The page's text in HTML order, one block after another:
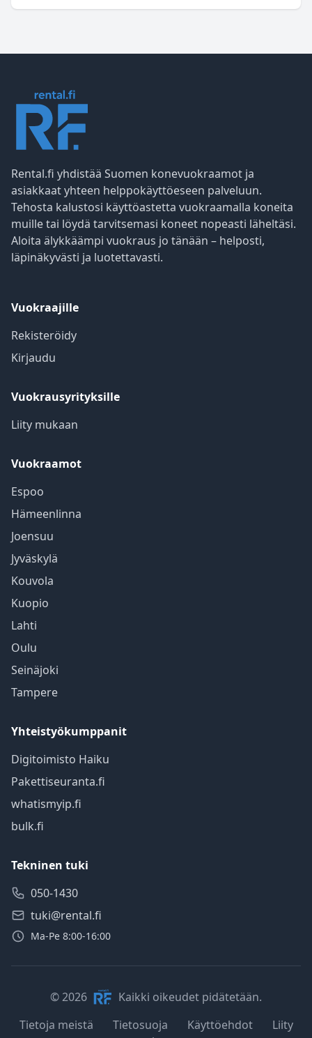
Rental.fi yhdistää Suomen konevuokraamot ja
asiakkaat yhteen helppokäyttöeseen palveluun.
Tehosta kalustosi käyttöastetta vuokraamalla koneita
muille tai löydä tarvitsemasi koneet nopeasti läheltäsi.
Aloita älykkäämpi vuokraus jo tänään – helposti,
läpinäkyvästi ja luotettavasti.
Vuokraajille
Rekisteröidy
Kirjaudu
Vuokrausyrityksille
Liity mukaan
Vuokraamot
Espoo
Hämeenlinna
Joensuu
Jyväskylä
Kouvola
Kuopio
Lahti
Oulu
Seinäjoki
Tampere
Yhteistyökumppanit
Digitoimisto Haiku
Pakettiseuranta.fi
whatismyip.fi
bulk.fi
Tekninen tuki
050-1430
tuki@rental.fi
Ma-Pe 8:00-16:00
© 2026
Kaikki oikeudet pidätetään.
Tietoja meistä
Tietosuoja Käyttöehdot
Liity